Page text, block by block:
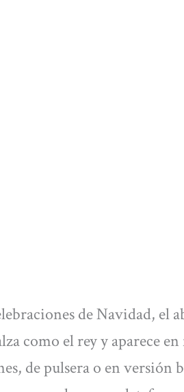
de Navidad, el
como el rey y aparece
de pulsera o en versión